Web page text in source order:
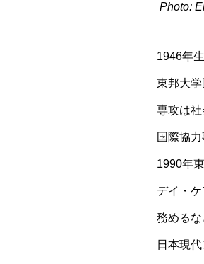
Photo:
1946年生
東邦大学
専攻は社
国際協
1990年
デイ・
務める
日本現